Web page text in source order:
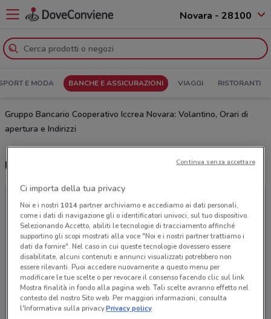
Novara - 28100
E MODA BANCHE E ASSICURAZIONI VIAGGI RISTORANTI
Gruppo Bancario Cooperativo Iccrea Novara: Volantino, Orari di
apertura e Indirizzi
Ultime offerte del volantino Gruppo Bancario Cooperativo Iccrea
Ci importa della tua privacy
Noi e i nostri 1014partner archiviamo e accediamo ai dati personali,
come i dati di navigazione gli o identificatori univoci, sul tuo dispositivo.
Selezionando Accetto, abiliti le tecnologie di tracciamento affinché
supportino gli scopi mostrati alla voce "Noi e i nostri partner trattiamo i
dati da fornire". Nel caso in cui queste tecnologie dovessero essere
disabilitate, alcuni contenuti e annunci visualizzati potrebbero non
essere rilevanti. Puoi accedere nuovamente a questo menu per
modificare le tue scelte o per revocare il consenso facendo clic sul link
Mostra finalità in fondo alla pagina web. Tali scelte avranno effetto nel
contesto del nostro Sito web. Per maggiori informazioni, consulta
l'Informativa sulla privacy.Privacy policy
Continua senza accettare